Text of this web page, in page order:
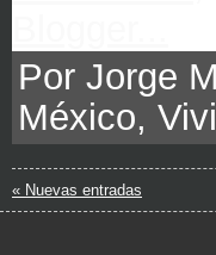
Por Jorge
México,
« Nuevas entradas